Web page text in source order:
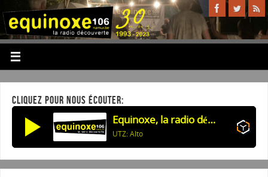
CLIQUEZ POUR NOUS ÉCOUTER:
Equinoxe, la radio découverte
UTZ: Alto